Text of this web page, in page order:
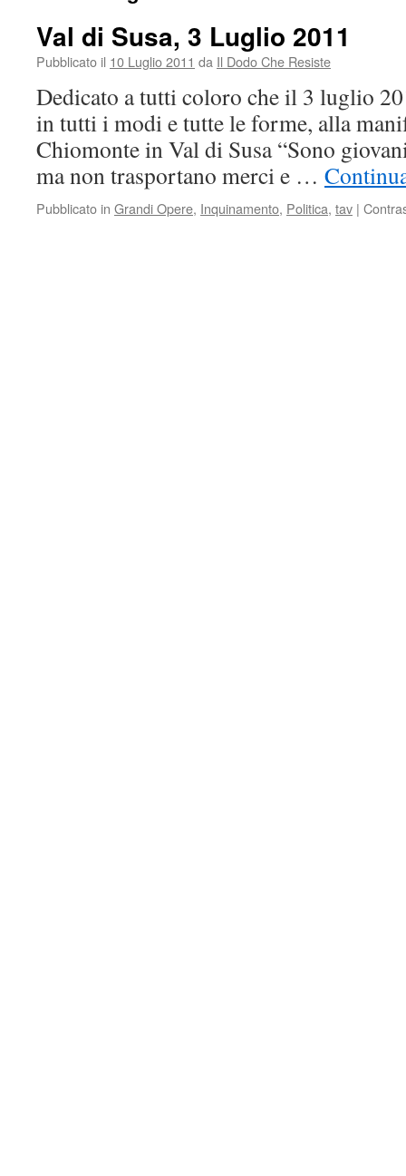
Val di Susa, 3 Luglio 2011
Pubblicato il 10 Luglio 2011 da Il Dodo Che Resiste
Dedicato a tutti coloro che il 3 luglio
in tutti i modi e tutte le forme, alla
Chiomonte in Val di Susa “Sono
ma non trasportano merci e …
Pubblicato in Grandi Opere, Inquinamento, Politica, tav |